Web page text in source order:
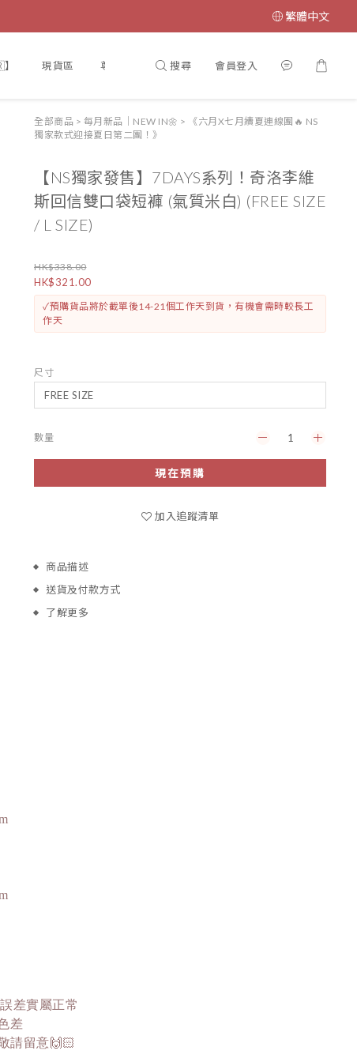
繁體中文
現貨區 尊寵計劃♥VIP 【門市開放時間🎏】 【
搜尋 會員登入
全部商品 > 每月新品｜NEW IN🌼 >
《六月X七月續夏連線團🔥 NS
獨家款式迎接夏日第二團！》
【NS獨家發售】7DAYS系列！奇洛李維
斯回信雙口袋短褲 (氣質米白) (FREE SIZE
/ L SIZE)
HK$338.00
HK$321.00
✓預購貨品將於截單後14-21個工作天到貨，有機會需時較長工
作天
尺寸
數量
現在預購
加入追蹤清單
商品描述
送貨及付款方式
了解更多
差實屬正常
差
請留意🙌🏻